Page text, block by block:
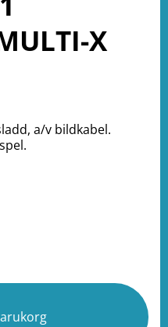
X
a/v bildkabel.